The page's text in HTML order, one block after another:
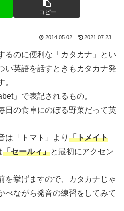
コピー
2014.05.02 2021.07.23
るのに便利な「カタカナ」とい
い英語を話すときもカタカナ発
。
」で表記されるもの。
日の食卓にのぼる野菜だって英
は「トマト」より 「トメイト
「セールィ」と最初にアクセン
を挙げますので、カタカナじゃ
べながら発音の練習をしてみて